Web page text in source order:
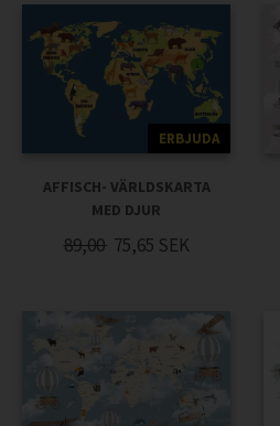
ERBJUDA
AFFISCH- VÄRLDSKARTA
MED DJUR
89,00 75,65 SEK